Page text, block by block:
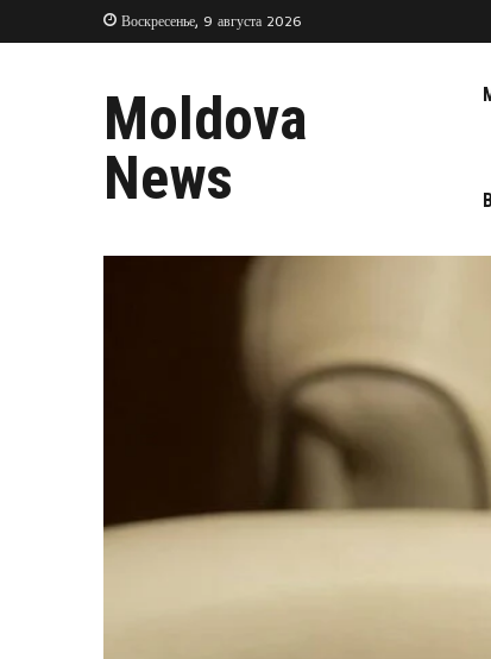
Воскресенье, 9 августа 2026
Moldova
News